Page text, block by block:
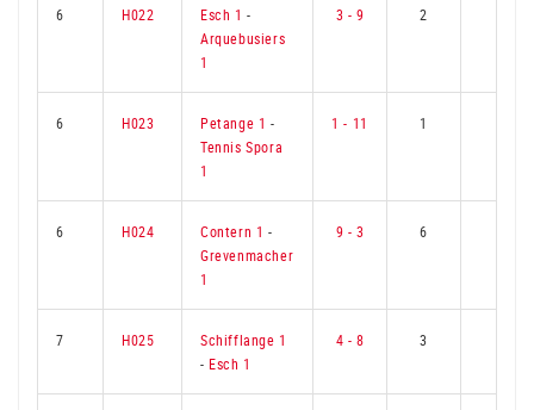
6 H022 Esch 1 -
Arquebusiers
1
3 - 9 2
6 H023 Petange 1 -
Tennis Spora
1
1 - 11 1
6 H024 Contern 1 -
Grevenmacher
1
9 - 3 6
7 H025
Schifflange 1
- Esch 1
4 - 8 3